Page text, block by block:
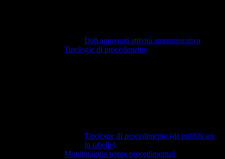
Dati aggregati attività amministrativa
Tipologie di procedimento
Tipologie di procedimento (da pubblicare
in tabelle)
Monitoraggio tempi procedimentali